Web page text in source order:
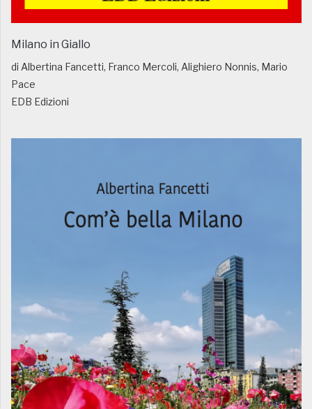
Milano in Giallo
di Albertina Fancetti, Franco Mercoli, Alighiero Nonnis, Mario
Pace
EDB Edizioni